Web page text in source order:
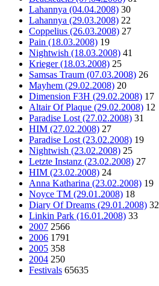
Lahannya (04.04.2008) 30
Lahannya (29.03.2008) 22
Coppelius (26.03.2008) 27
Pain (18.03.2008) 19
Nightwish (18.03.2008) 41
Krieger (18.03.2008) 25
Samsas Traum (07.03.2008) 26
Mayhem (29.02.2008) 20
Dimension F3H (29.02.2008) 17
Altair Of Plaque (29.02.2008) 12
Paradise Lost (27.02.2008) 31
HIM (27.02.2008) 27
Paradise Lost (23.02.2008) 19
Nightwish (23.02.2008) 25
Letzte Instanz (23.02.2008) 27
HIM (23.02.2008) 24
Anna Katharina (23.02.2008) 19
Noyce TM (29.01.2008) 18
Diary Of Dreams (29.01.2008) 32
Linkin Park (16.01.2008) 33
2007 2566
2006 1791
2005 358
2004 250
Festivals 65635